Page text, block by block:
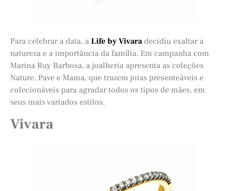
Para celebrar a data, a Life by Vivaradecidiu exaltar a
natureza e a importância da família. Em campanha com
Marina Ruy Barbosa, a joalheria apresenta as coleções
Nature, Pave e Mama, que trazem joias presenteáveis e
colecionáveis para agradar todos os tipos de mães, em
seus mais variados estilos.
Vivara